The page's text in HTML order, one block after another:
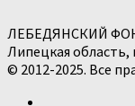
ЛЕБЕДЯНСКИЙ
Липецкая область,
© 2012-2025. Все